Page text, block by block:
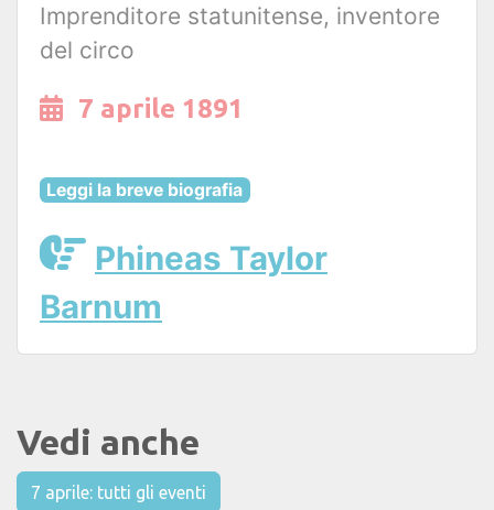
Imprenditore statunitense, inventore
del circo
7 aprile 1891
Leggi la breve biografia
Phineas Taylor
Barnum
Vedi anche
7 aprile: tutti gli eventi